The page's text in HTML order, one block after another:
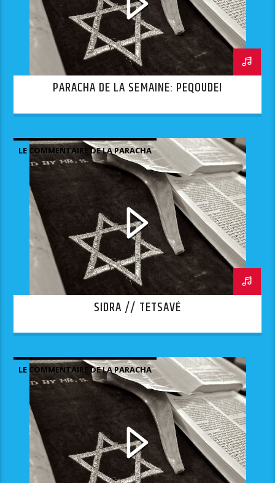
PARACHA DE LA SEMAINE: PEQOUDEI
LE COMMENTAIRE DE LA PARACHA
SIDRA // TETSAVÉ
LE COMMENTAIRE DE LA PARACHA